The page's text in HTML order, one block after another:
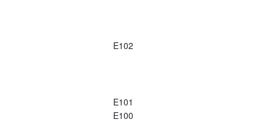
E102
E101
E100